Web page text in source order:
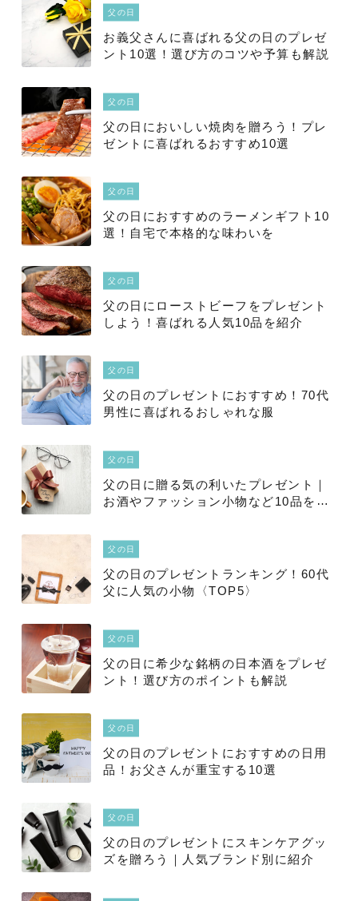
父の日
お義父さんに喜ばれる父の日のプレゼ
ント10選！選び方のコツや予算も解説
父の日
父の日においしい焼肉を贈ろう！プレ
ゼントに喜ばれるおすすめ10選
父の日
父の日におすすめのラーメンギフト10
選！自宅で本格的な味わいを
父の日
父の日にローストビーフをプレゼント
しよう！喜ばれる人気10品を紹介
父の日
父の日のプレゼントにおすすめ！70代
男性に喜ばれるおしゃれな服
父の日
父の日に贈る気の利いたプレゼント｜
お酒やファッション小物など10品を紹
父の日
父の日のプレゼントランキング！60代
父に人気の小物〈TOP5〉
父の日
父の日に希少な銘柄の日本酒をプレゼ
ント！選び方のポイントも解説
父の日
父の日のプレゼントにおすすめの日用
品！お父さんが重宝する10選
父の日
父の日のプレゼントにスキンケアグッ
ズを贈ろう｜人気ブランド別に紹介